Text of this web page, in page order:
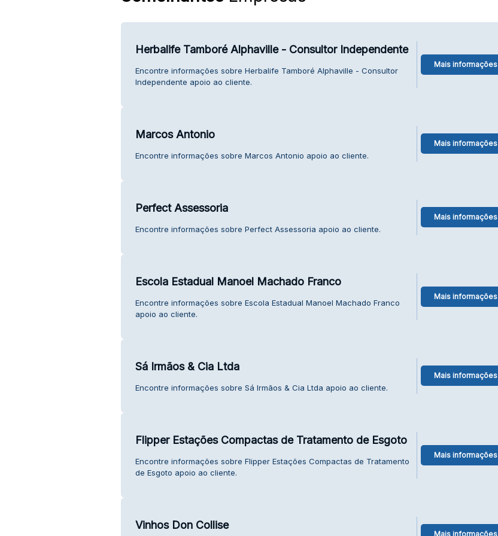
Herbalife Tamboré Alphaville - Consultor Independente
Encontre informações sobre Herbalife Tamboré Alphaville - Consultor
Independente apoio ao cliente.
Mais informações
Marcos Antonio
Encontre informações sobre Marcos Antonio apoio ao cliente.
Mais informações
Perfect Assessoria
Encontre informações sobre Perfect Assessoria apoio ao cliente.
Mais informações
Escola Estadual Manoel Machado Franco
Encontre informações sobre Escola Estadual Manoel Machado Franco
apoio ao cliente.
Mais informações
Sá Irmãos & Cia Ltda
Encontre informações sobre Sá Irmãos & Cia Ltda apoio ao cliente.
Mais informações
Flipper Estações Compactas de Tratamento de Esgoto
Encontre informações sobre Flipper Estações Compactas de Tratamento
de Esgoto apoio ao cliente.
Mais informações
Vinhos Don Collise
Mais informações